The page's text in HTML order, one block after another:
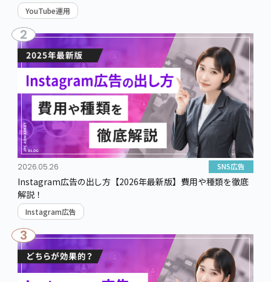
YouTube運用
2026.05.26 SNS広告
Instagram広告の出し方【2026年最新版】費用や種類を徹底
解説！
Instagram広告
2
3